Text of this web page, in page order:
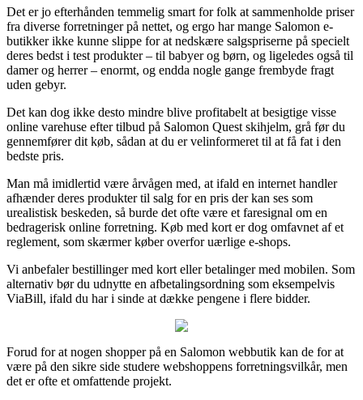
Det er jo efterhånden temmelig smart for folk at sammenholde priser
fra diverse forretninger på nettet, og ergo har mange Salomon e-
butikker ikke kunne slippe for at nedskære salgspriserne på specielt
deres bedst i test produkter – til babyer og børn, og ligeledes også til
damer og herrer – enormt, og endda nogle gange frembyde fragt
uden gebyr.
Det kan dog ikke desto mindre blive profitabelt at besigtige visse
online varehuse efter tilbud på Salomon Quest skihjelm, grå før du
gennemfører dit køb, sådan at du er velinformeret til at få fat i den
bedste pris.
Man må imidlertid være årvågen med, at ifald en internet handler
afhænder deres produkter til salg for en pris der kan ses som
urealistisk beskeden, så burde det ofte være et faresignal om en
bedragerisk online forretning. Køb med kort er dog omfavnet af et
reglement, som skærmer køber overfor uærlige e-shops.
Vi anbefaler bestillinger med kort eller betalinger med mobilen. Som
alternativ bør du udnytte en afbetalingsordning som eksempelvis
ViaBill, ifald du har i sinde at dække pengene i flere bidder.
Forud for at nogen shopper på en Salomon webbutik kan de for at
være på den sikre side studere webshoppens forretningsvilkår, men
det er ofte et omfattende projekt.